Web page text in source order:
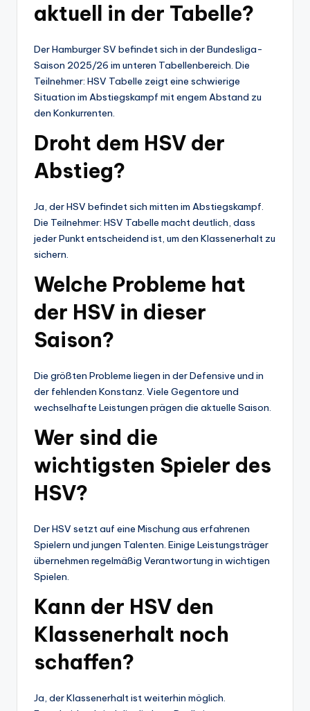
aktuell in der Tabelle?
Der Hamburger SV befindet sich in der Bundesliga-
Saison 2025/26 im unteren Tabellenbereich. Die
Teilnehmer: HSV Tabelle zeigt eine schwierige
Situation im Abstiegskampf mit engem Abstand zu
den Konkurrenten.
Droht dem HSV der
Abstieg?
Ja, der HSV befindet sich mitten im Abstiegskampf.
Die Teilnehmer: HSV Tabelle macht deutlich, dass
jeder Punkt entscheidend ist, um den Klassenerhalt zu
sichern.
Welche Probleme hat
der HSV in dieser
Saison?
Die größten Probleme liegen in der Defensive und in
der fehlenden Konstanz. Viele Gegentore und
wechselhafte Leistungen prägen die aktuelle Saison.
Wer sind die
wichtigsten Spieler des
HSV?
Der HSV setzt auf eine Mischung aus erfahrenen
Spielern und jungen Talenten. Einige Leistungsträger
übernehmen regelmäßig Verantwortung in wichtigen
Spielen.
Kann der HSV den
Klassenerhalt noch
schaffen?
Ja, der Klassenerhalt ist weiterhin möglich.